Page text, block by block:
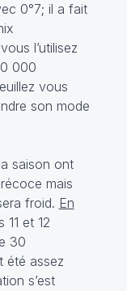
0°7; il a fait
l’utilisez
000
vous
son mode
saison ont
mais
froid. En
et 12
30
été assez
s’est